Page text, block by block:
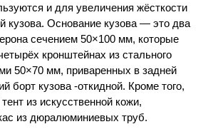
и для увеличения жёсткости
кузова. Основание кузова — это два
сечением 50×100 мм, которые
кронштейнах из стального
50×70 мм, приваренных в задней
борт кузова -откидной. Кроме того,
из искусственной кожи,
из дюралюминиевых труб.